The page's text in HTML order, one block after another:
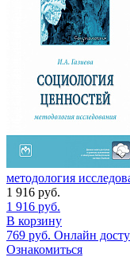
методология
1 916 руб.
1 916 руб.
В корзину
769 руб. Онлайн
Ознакомиться